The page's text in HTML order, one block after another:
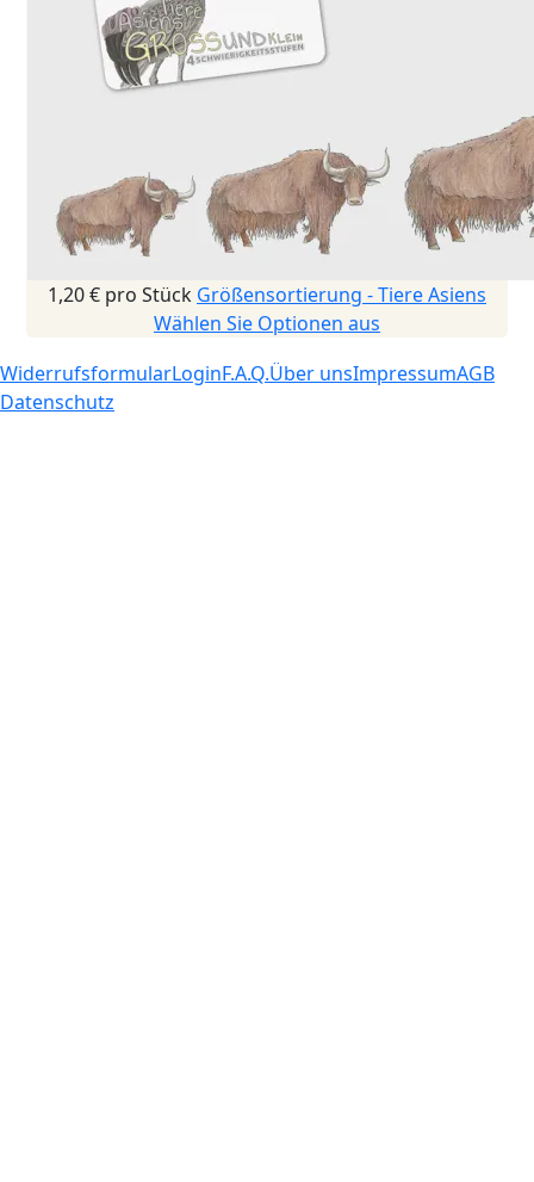
1,20 € pro Stück Größensortierung - Tiere Asiens
Wählen Sie Optionen aus
WiderrufsformularLoginF.A.Q.Über unsImpressumAGB
Datenschutz